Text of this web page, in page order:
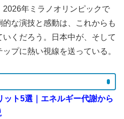
年ミラノオリンピックで
な演技と感動は、これからも
くだろう。日本中が、そして
プに熱い視線を送っている。
ット5選｜エネルギー代謝から